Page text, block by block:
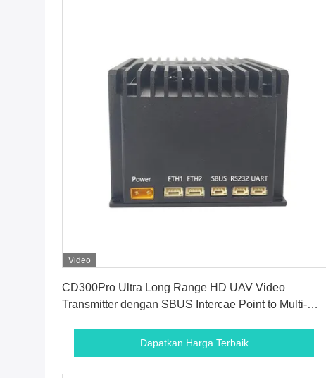
Video
CD300Pro Ultra Long Range HD UAV Video
Transmitter dengan SBUS Intercae Point to Multi-
Dapatkan Harga Terbaik